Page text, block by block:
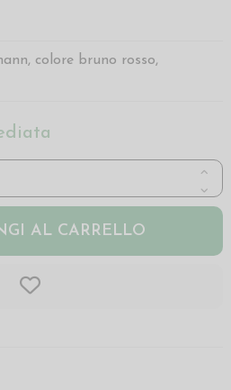
colore bruno rosso,
AL CARRELLO